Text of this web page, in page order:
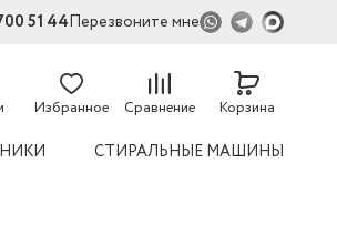
51 44Перезвоните мне
Избранное Сравнение
54
Корзина
СТИРАЛЬНЫЕ МАШИНЫ